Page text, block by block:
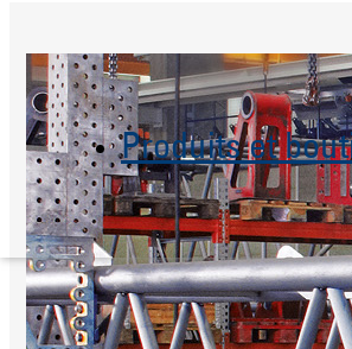
Produits et